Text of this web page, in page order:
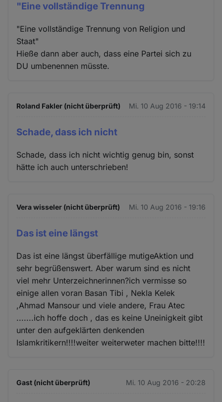
"Eine vollständige Trennung
"Eine vollständige Trennung von Religion und
Staat"
Hieße dann aber auch, dass eine Partei sich zu
DU umbenennen müsste.
Roland Fakler (nicht überprüft) Mi. 10 Aug 2016 - 19:14
Schade, dass ich nicht
Schade, dass ich nicht wichtig genug bin, sonst
hätte ich auch unterschrieben!
Vera wisseler (nicht überprüft) Mi. 10 Aug 2016 - 19:16
Das ist eine längst
Das ist eine längst überfällige mutigeAktion und
sehr begrüßenswert. Aber warum sind es nicht
viel mehr Unterzeichnerinnen?ich vermisse so
einige allen voran Basan Tibi , Nekla Kelek
,Ahmad Mansour und viele andere, Frau Atec
.......ich hoffe doch , das es keine Uneinigkeit gibt
unter den aufgeklärten denkenden
Islamkritikern!!!!weiter weiterweter machen bitte!!!!
Gast (nicht überprüft) Mi. 10 Aug 2016 - 20:28